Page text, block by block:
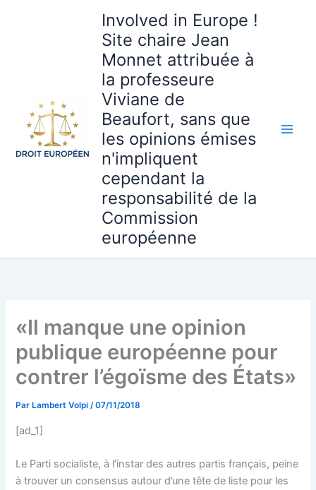
Involved in Europe !
Site chaire Jean
Monnet attribuée à
la professeure
Viviane de
Beaufort, sans que
les opinions émises
n'impliquent
cependant la
responsabilité de la
Commission
européenne
«Il manque une opinion
publique européenne pour
contrer l’égoïsme des États»
Par Lambert Volpi/07/11/2018
[ad_1]
Le Parti socialiste, à l’instar des autres partis français, peine
à trouver un consensus autour d’une tête de liste pour les